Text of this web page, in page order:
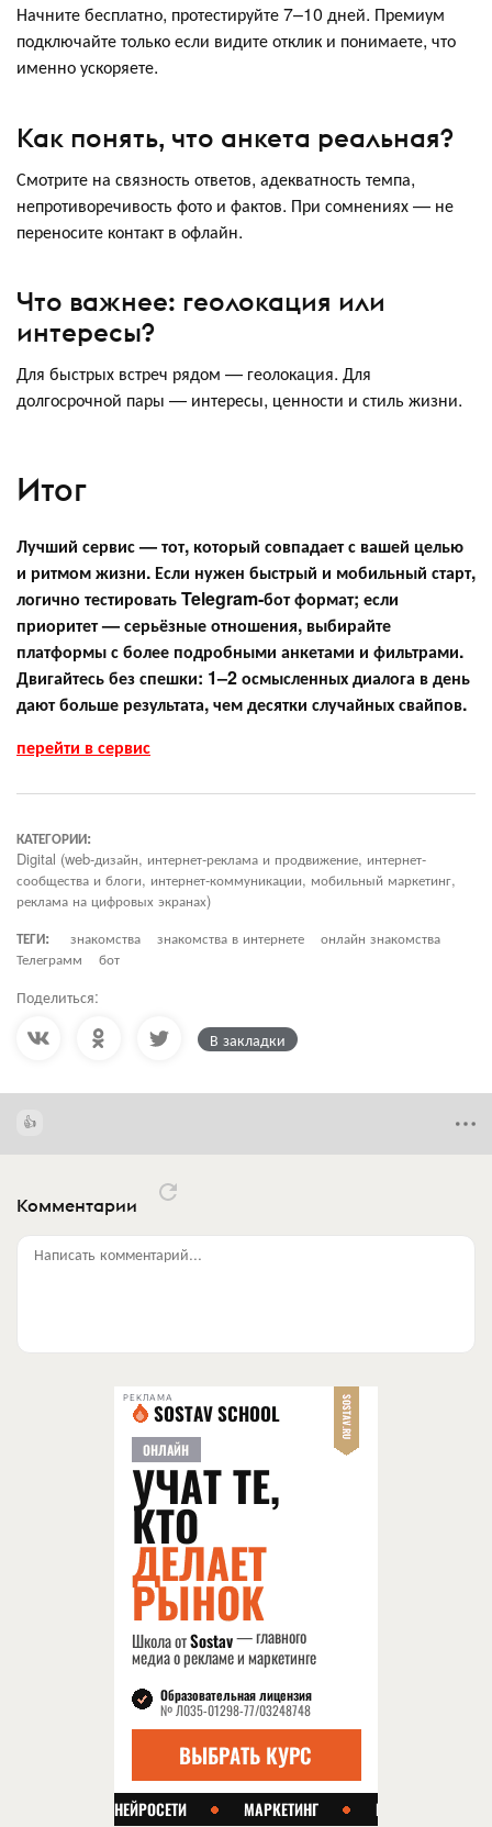
Начните бесплатно, протестируйте 7–10 дней. Премиум
подключайте только если видите отклик и понимаете, что
именно ускоряете.
Как понять, что анкета реальная?
Смотрите на связность ответов, адекватность темпа,
непротиворечивость фото и фактов. При сомнениях — не
переносите контакт в офлайн.
Что важнее: геолокация или
интересы?
Для быстрых встреч рядом — геолокация. Для
долгосрочной пары — интересы, ценности и стиль жизни.
Итог
Лучший сервис — тот, который совпадает с вашей целью
и ритмом жизни. Если нужен быстрый и мобильный старт,
логично тестировать Telegram‑бот формат; если
приоритет — серьёзные отношения, выбирайте
платформы с более подробными анкетами и фильтрами.
Двигайтесь без спешки: 1–2 осмысленных диалога в день
дают больше результата, чем десятки случайных свайпов.
перейти в сервис
КАТЕГОРИИ:
Digital (web-дизайн, интернет-реклама и продвижение, интернет-
сообщества и блоги, интернет-коммуникации, мобильный маркетинг,
реклама на цифровых экранах)
ТЕГИ:
знакомства знакомства в интернете
онлайн знакомства
Телеграмм
бот
Поделиться:
В закладки
Комментарии
Написать комментарий...
РЕКЛАМА